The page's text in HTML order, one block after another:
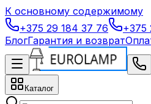
К основному содержимому
+375 29 184 37 76
+375
БлогГарантия и возврат
Каталог